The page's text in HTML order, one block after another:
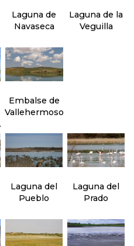
Laguna de
Navaseca
Laguna de la
Veguilla
Embalse de
Vallehermoso
Laguna del
Pueblo
Laguna del
Prado